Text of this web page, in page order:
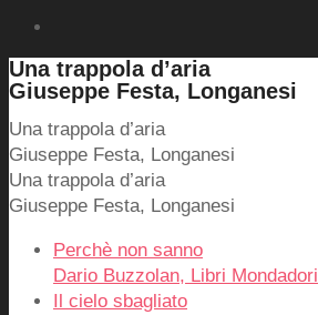
Una trappola d’aria
Giuseppe Festa, Longanesi
Una trappola d’aria
Giuseppe Festa, Longanesi
Una trappola d’aria
Giuseppe Festa, Longanesi
Perchè non sanno
Dario Buzzolan, Libri Mondadori
Il cielo sbagliato